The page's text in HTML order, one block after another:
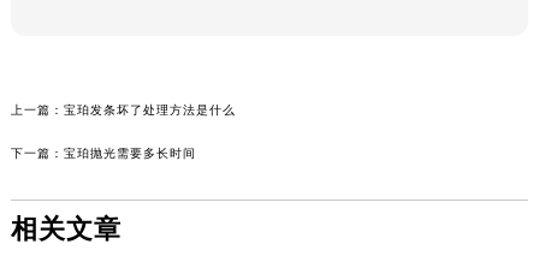
上一篇： 宝珀发条坏了处理方法是什么
下一篇： 宝珀抛光需要多长时间
相关文章